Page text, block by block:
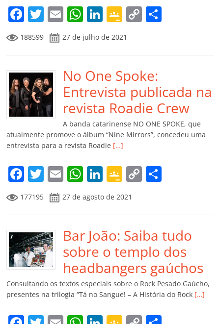
m
F
a
c
e
b
o
o
k
T
w
itt
er
E
m
ai
l
W
h
at
s
A
p
p
Li
n
k
e
dI
n
G
o
o
gl
e
Cl
a
ss
ro
o
m
C
y
Li
n
k
p
til
h
ar
188599 27 de julho de 2021
No One Spoke:
Entrevista publicada na
revista Roadie Crew
A banda catarinense NO ONE SPOKE, que
atualmente promove o álbum “Nine Mirrors”, concedeu uma
entrevista para a revista Roadie […]
F
a
c
e
b
o
o
k
T
w
itt
er
E
m
ai
l
W
at
s
A
p
p
Li
n
k
e
dI
n
G
o
o
gl
e
Cl
a
ss
ro
o
C
y
Li
n
k
p
ar
til
h
ar
177195 27 de agosto de 2021
Bar João: Saiba tudo
sobre o templo dos
headbangers gaúchos
Consultando os textos especiais sobre o Rock Pesado Gaúcho,
presentes na trilogia “Tá no Sangue! – A História do Rock […]